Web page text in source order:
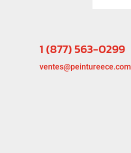
1 (877) 563-0299
ventes@peintureece.com